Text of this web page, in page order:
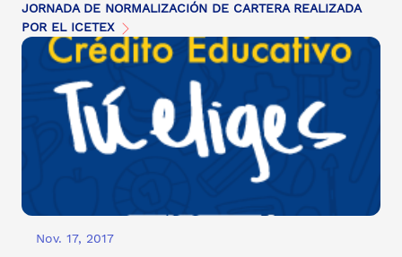
JORNADA DE NORMALIZACIÓN DE CARTERA REALIZADA
POR EL ICETEX
Nov. 17, 2017